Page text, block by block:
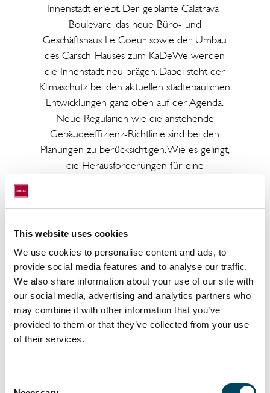
This website uses cookies
We use cookies to personalise content and ads, to
provide social media features and to analyse our traffic.
We also share information about your use of our site with
our social media, advertising and analytics partners who
may combine it with other information that you’ve
provided to them or that they’ve collected from your use
of their services.
Innenstadt erlebt. Der geplante Calatrava-
Boulevard, das neue Büro- und
Geschäftshaus Le Coeur sowie der Umbau
des Carsch-Hauses zum KaDeWe werden
die Innenstadt neu prägen. Dabei steht der
Klimaschutz bei den aktuellen städtebaulichen
Entwicklungen ganz oben auf der Agenda.
Neue Regularien wie die anstehende
Gebäudeeffizienz-Richtlinie sind bei den
Planungen zu berücksichtigen. Wie es gelingt,
die Herausforderungen für eine
Dialog Düsseldorf.
17.50 UHR
Nach den Sommerferien – gewinnen die
Märkte wieder an Fahrt? Was passiert in
Düsseldorf?
Prof. Dr. Thomas Beyerle, Geschäftsleitung,
MITTWOCH, 6. SEPTEMBER 2023